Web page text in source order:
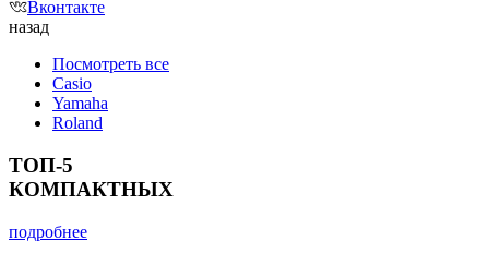
Вконтакте
назад
Посмотреть все
Casio
Yamaha
Roland
ТОП-5
КОМПАКТНЫХ
подробнее